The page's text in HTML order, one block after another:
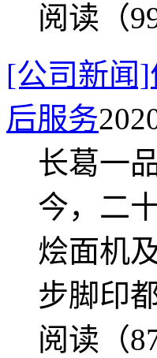
阅读（
[公司新闻]
后服务
长葛一
今，二
烩面机
步脚印
阅读（